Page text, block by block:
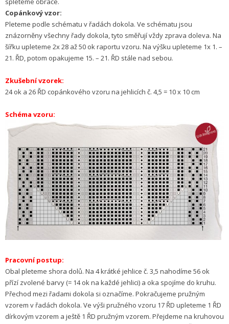
Copánkový vzor:
Pleteme podle schématu v řadách dokola. Ve schématu jsou
znázorněny všechny řady dokola, tyto směřují vždy zprava doleva. Na
šířku upleteme 2x 28 až 50 ok raportu vzoru. Na výšku upleteme 1x 1. –
21. ŘD, potom opakujeme 15. – 21. ŘD stále nad sebou.
Zkušební vzorek:
24 ok a 26 ŘD copánkového vzoru na jehlicích č. 4,5 = 10 x 10 cm
Schéma vzoru:
Pracovní postup:
Obal pleteme shora dolů. Na 4 krátké jehlice č. 3,5 nahodíme 56 ok
přízí zvolené barvy (= 14 ok na každé jehlici) a oka spojíme do kruhu.
Přechod mezi řadami dokola si označíme. Pokračujeme pružným
vzorem v řadách dokola. Ve výši pružného vzoru 17 ŘD upleteme 1 ŘD
dírkovým vzorem a ještě 1 ŘD pružným vzorem. Přejdeme na kruhovou